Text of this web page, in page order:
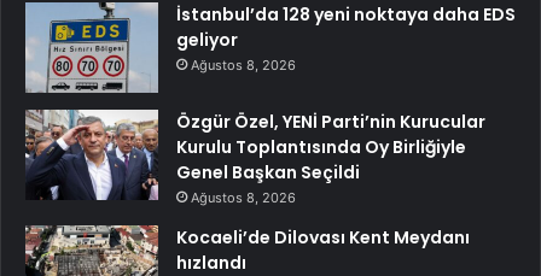
İstanbul’da 128 yeni noktaya daha EDS
geliyor
Ağustos 8, 2026
Özgür Özel, YENİ Parti’nin Kurucular
Kurulu Toplantısında Oy Birliğiyle
Genel Başkan Seçildi
Ağustos 8, 2026
Kocaeli’de Dilovası Kent Meydanı
hızlandı